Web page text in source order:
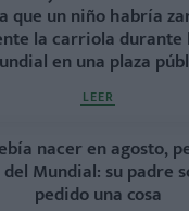
que un niño habría
la carriola durante
en una plaza
LEER
nacer en agosto,
Mundial: su padre
pedido una cosa